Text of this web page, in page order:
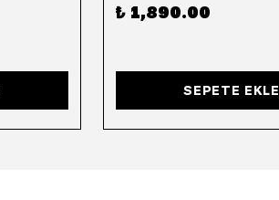
₺ 1,890.00
SEPETE EKLE